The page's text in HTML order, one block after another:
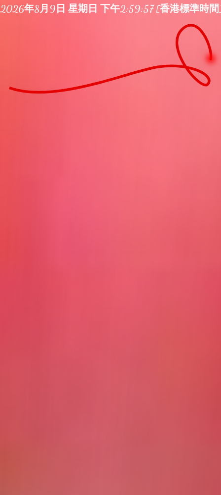
2026年8月9日 星期日 下午2:59:57 [香港標準時